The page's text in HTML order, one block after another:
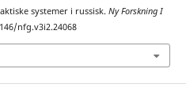
systemer i russisk. Ny Forskning I
nfg.v3i2.24068